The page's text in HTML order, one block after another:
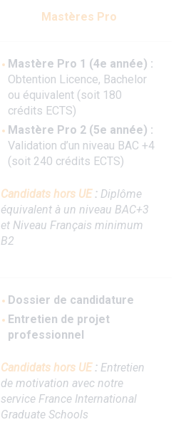
Mastères Pro
Mastère Pro 1 (4e année) :
Obtention Licence, Bachelor
ou équivalent (soit 180
crédits ECTS)
Mastère Pro 2 (5e année) :
Validation d’un niveau BAC +4
(soit 240 crédits ECTS)
Candidats hors UE: Diplôme
équivalent à un niveau BAC+3
et Niveau Français minimum
B2
Dossier de candidature
Entretien de projet
professionnel
Candidats hors UE : Entretien
de motivation avec notre
service France International
Graduate Schools